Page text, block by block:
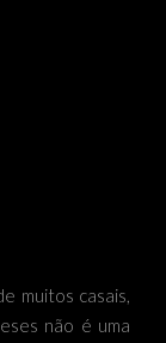
muitos casais,
não é uma